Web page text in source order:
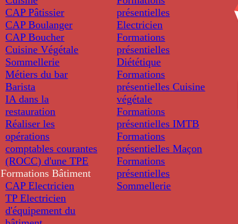
CAP Pâtissier
CAP Boulanger
CAP Boucher
Cuisine Végétale
Sommellerie
Métiers du bar
Barista
IA dans la
restauration
Réaliser les
opérations
comptables courantes
(ROCC) d'une TPE
Formations Bâtiment
CAP Electricien
TP Electricien
d'équipement du
présentielles
Electricien
Formations
présentielles
Diététique
Formations
présentielles Cuisine
végétale
Formations
présentielles IMTB
Formations
présentielles Maçon
Formations
présentielles
Sommellerie